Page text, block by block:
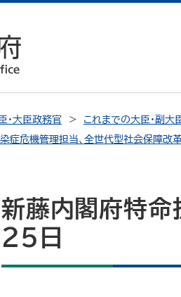
・大臣政務官 これまでの大臣・副大
染症危機管理担当、全世代型社会保障改
新藤内閣府特
25日